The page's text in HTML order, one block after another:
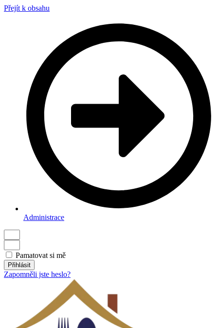
Přejít k obsahu
Administrace
Pamatovat si mě
Přihlásit
Zapomněli jste heslo?